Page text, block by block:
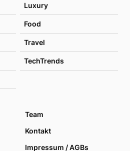
Luxury
Food
Travel
TechTrends
Team
Kontakt
Impressum / AGBs